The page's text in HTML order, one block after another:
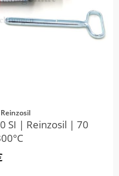
SI | Reinzosil | 70